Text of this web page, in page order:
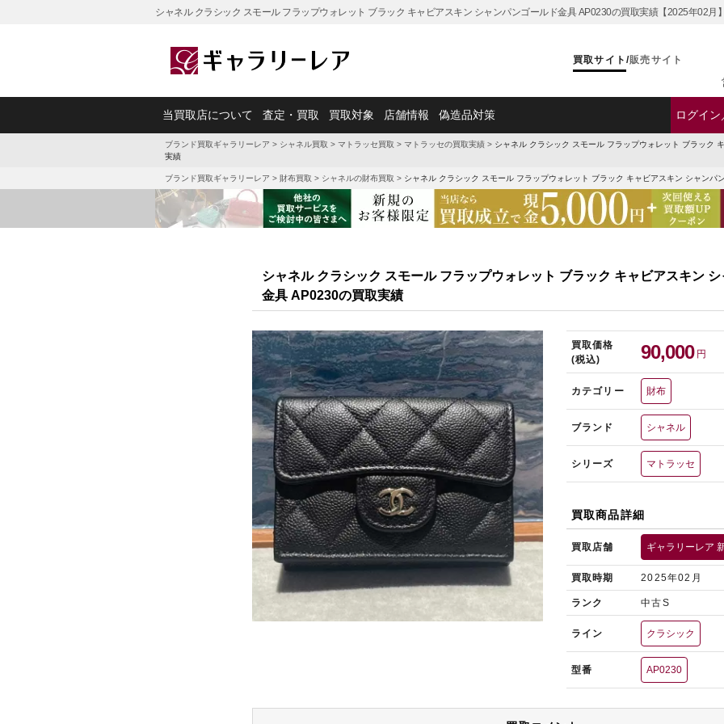
シャネル クラシック スモール フラップウォレット ブラック キャビアスキン シャンパンゴールド金具 AP0230の買取実績【2025年02月
買取サイト /販売サイト
当買取店について 査定・買取 買取対象 店舗情報 偽造品対策 ログイ
ブランド買取ギャラリーレア > シャネル買取 > マトラッセ買取 > マトラッセの買取実績 > シャネル クラシック スモール フラップウォレット ブラック
実績
ブランド買取ギャラリーレア > 財布買取 > シャネルの財布買取 > シャネル クラシック スモール フラップウォレット ブラック キャビアスキン シャンパ
シャネル クラシック スモール フラップウォレット ブラック キャビアスキン
金具 AP0230の買取実績
買取価格
(税込)
90,000 円
カテゴリー 財布
ブランド シャネル
シリーズ マトラッセ
買取商品詳細
買取店舗 ギャラリーレア
買取時期 2025年02月
ランク 中古S
ライン クラシック
型番 AP0230